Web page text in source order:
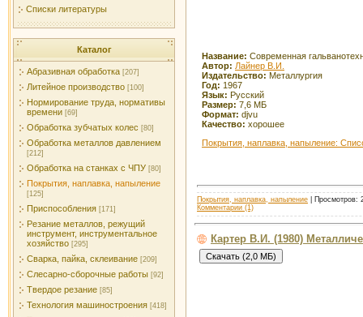
Списки литературы
Каталог
Абразивная обработка [207]
Литейное производство [100]
Нормирование труда, нормативы
времени [69]
Обработка зубчатых колес [80]
Обработка металлов давлением
[212]
Обработка на станках с ЧПУ [80]
Покрытия, наплавка, напыление
[125]
Приспособления [171]
Резание металлов, режущий
инструмент, инструментальное
хозяйство [295]
Сварка, пайка, склеивание [209]
Слесарно-сборочные работы [92]
Твердое резание [85]
Технология машиностроения [418]
Название: Современная
Автор: Лайнер В.И.
Издательство: Металлургия
Год: 1967
Язык: Русский
Размер: 7,6 МБ
Формат: djvu
Качество: хорошее
Покрытия, наплавка, напыление:
Покрытия, наплавка, напыление | Просмотров:
Комментарии (1)
Картер В.И. (1980)